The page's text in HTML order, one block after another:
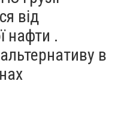
від
нафти .
в